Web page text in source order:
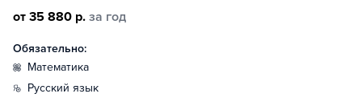
от 35 880 р. за год
Обязательно:
математика
русский язык